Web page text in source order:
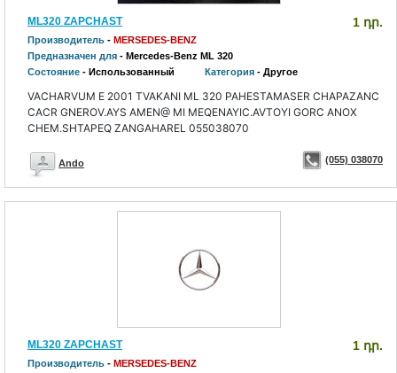
ML320 ZAPCHAST 1 դր.
Производитель - MERSEDES-BENZ
Предназначен для - Mercedes-Benz ML 320
Состояние - Использованный Категория - Другое
VACHARVUM E 2001 TVAKANI ML 320 PAHESTAMASER CHAPAZANC
CACR GNEROV.AYS AMEN@ MI MEQENAYIC.AVTOYI GORC ANOX
CHEM.SHTAPEQ ZANGAHAREL 055038070
Ando (055) 038070
ML320 ZAPCHAST 1 դր.
Производитель - MERSEDES-BENZ